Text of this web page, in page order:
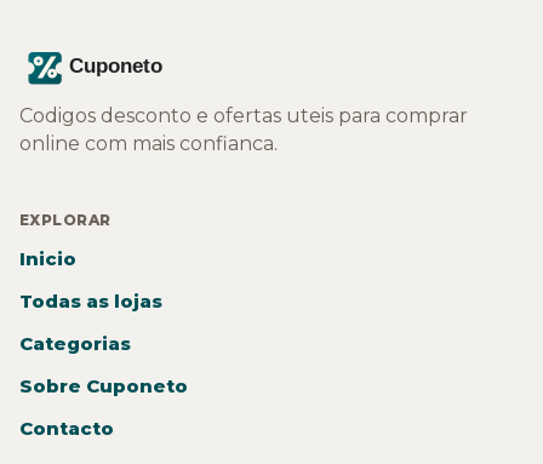
Codigos desconto e ofertas uteis para comprar
online com mais confianca.
EXPLORAR
Inicio
Todas as lojas
Categorias
Sobre Cuponeto
Contacto